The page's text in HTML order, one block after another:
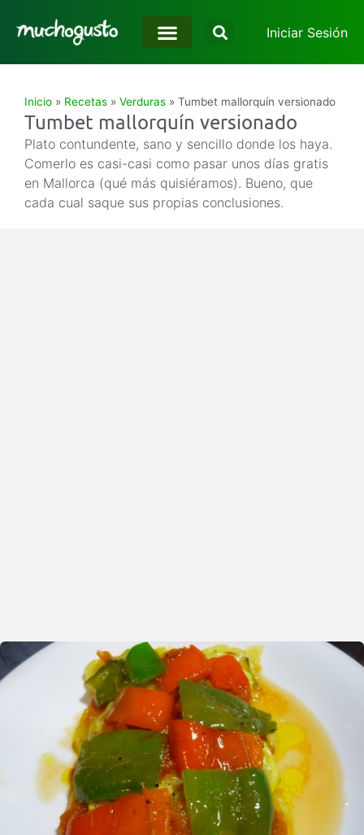
Iniciar Sesión
Inicio » Recetas » Verduras » Tumbet mallorquín versionado
Tumbet mallorquín versionado
Plato contundente, sano y sencillo donde los haya.
Comerlo es casi-casi como pasar unos días gratis
en Mallorca (qué más quisiéramos). Bueno, que
cada cual saque sus propias conclusiones.